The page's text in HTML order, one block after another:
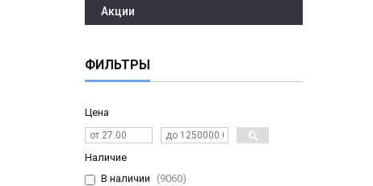
Акции
ФИЛЬТРЫ
Цена
Наличие
В наличии
9060